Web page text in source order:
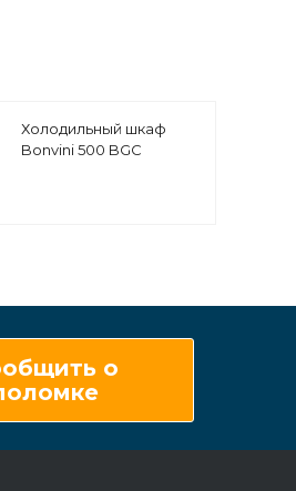
Холодильный шкаф
Bonvini 500 BGC
о